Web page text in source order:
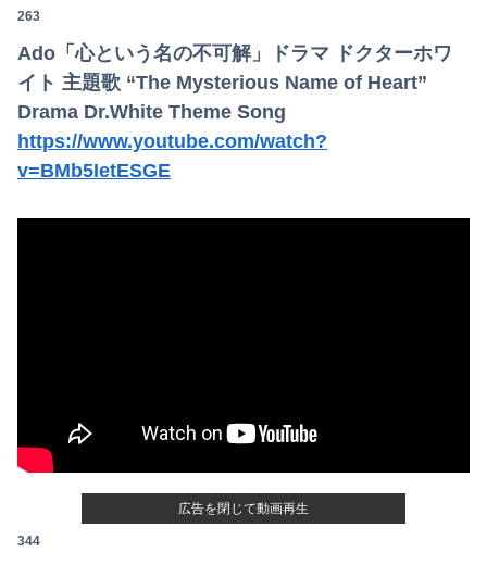
263
Ado「心という名の不可解」ドラマ ドクターホワ
イト 主題歌 “The Mysterious Name of Heart”
Drama Dr.White Theme Song
https://www.youtube.com/watch?
v=BMb5IetESGE
344
広告を閉じて動画再生